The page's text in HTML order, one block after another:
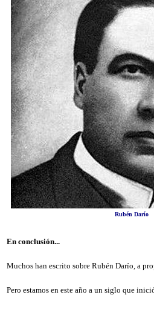
Rubén Darío
En conclusión...
Muchos han escrito sobre Rubén Darío, a
Pero estamos en este año a un siglo que